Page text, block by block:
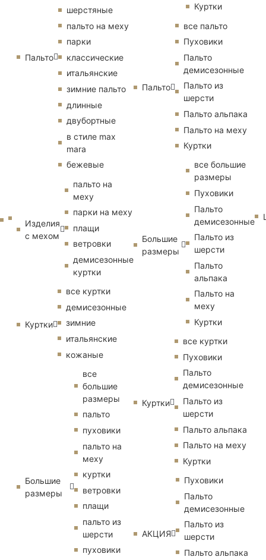
Пальто
шерстяные
пальто на меху
парки
классические
итальянские
зимние пальто
длинные
двубортные
в стиле max
mara
бежевые
Изделия
с мехом
пальто на
меху
парки на меху
плащи
ветровки
демисезонные
куртки
Куртки
все куртки
демисезонные
зимние
итальянские
кожаные
Большие
размеры
все
большие
размеры
пальто
пуховики
пальто на
меху
куртки
ветровки
плащи
пальто из
шерсти
пуховики
Куртки
Пальто
все пальто
Пуховики
Пальто
демисезонные
Пальто из
шерсти
Пальто альпака
Пальто на меху
Куртки
Большие
размеры
все большие
размеры
Пуховики
Пальто
демисезонные
Пальто из
шерсти
Пальто
альпака
Пальто на
меху
Куртки
Куртки
все куртки
Пуховики
Пальто
демисезонные
Пальто из
шерсти
Пальто альпака
Пальто на меху
Куртки
АКЦИЯ
Пуховики
Пальто
демисезонные
Пальто из
шерсти
Пальто альпака